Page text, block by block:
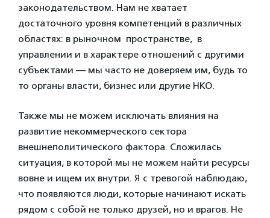
законодательством. Нам не хватает
достаточного уровня компетенций в различных
областях: в рыночном пространстве, в
управлении и в характере отношений с другими
субъектами — мы часто не доверяем им, будь то
то органы власти, бизнес или другие НКО.
Также мы не можем исключать влияния на
развитие некоммерческого сектора
внешнеполитического фактора. Сложилась
ситуация, в которой мы не можем найти ресурсы
вовне и ищем их внутри. Я с тревогой наблюдаю,
что появляются люди, которые начинают искать
рядом с собой не только друзей, но и врагов. Не